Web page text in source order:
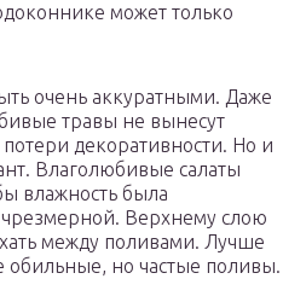
может только
очень аккуратными. Даже
травы не вынесут
декоративности. Но и
Влаголюбивые салаты
влажность была
Верхнему слою
между поливами. Лучше
обильные, но частые поливы.